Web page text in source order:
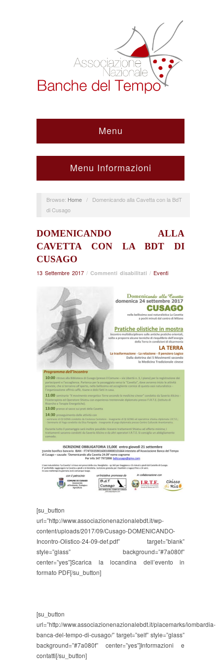
Menu
Menu Informazioni
Browse: Home /
Domenicando alla Cavetta con la BdT
di Cusago
DOMENICANDO ALLA
CAVETTA CON LA BDT DI
CUSAGO
13 Settembre 2017 / Commenti disabilitati su
Cavetta
con
la
BdT
di
Cusago
/ Eventi
[su_button
url=”http://www.associazionenazionalebdt.it/wp-
content/uploads/2017/09/Cusago-DOMENICANDO-
Incontro-Olistico-24-09-def.pdf” target=”blank”
style=”glass” background=”#7a080f”
center=”yes”]Scarica la locandina dell’evento in
formato PDF[/su_button]
[su_button
url=”http://www.associazionenazionalebdt.it/placemarks/lombardia-
banca-del-tempo-di-cusago/” target=”self” style=”glass”
background=”#7a080f” center=”yes”]Informazioni e
contatti[/su_button]